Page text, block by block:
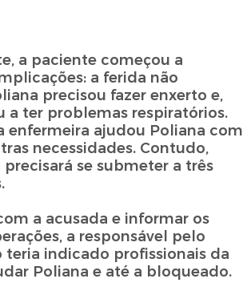
a paciente começou a
a ferida não
precisou fazer enxerto e,
a ter problemas respiratórios.
enfermeira ajudou Poliana com
necessidades. Contudo,
se submeter a três
a acusada e informar os
a responsável pelo
indicado profissionais da
Poliana e até a bloqueado.